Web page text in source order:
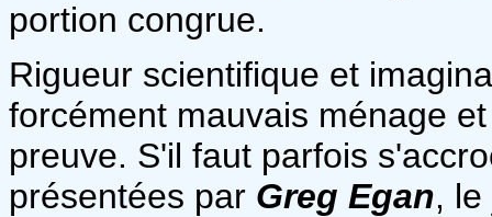
portion congrue.
Rigueur scientifique et
forcément mauvais ménage
preuve. S'il faut parfois
présentées par Greg Egan,